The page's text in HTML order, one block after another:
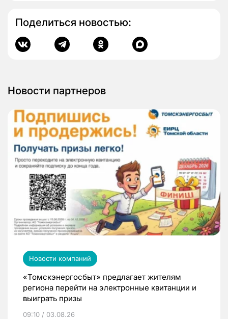
Поделиться новостью:
Новости партнеров
Новости компаний
«Томскэнергосбыт» предлагает жителям
региона перейти на электронные квитанции и
выиграть призы
09:10 / 03.08.26